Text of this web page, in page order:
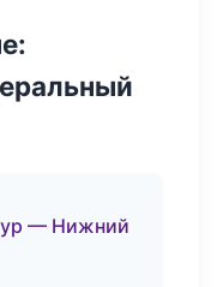
— Нижний